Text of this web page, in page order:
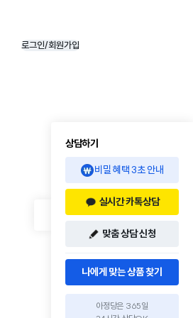
로그인/회원가입
상담하기
비밀 혜택 3초 안내
실시간 카톡상담
맞춤 상담 신청
나에게 맞는 상품 찾기
아정당은 365일